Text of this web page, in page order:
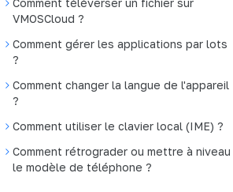
Comment téléverser un fichier sur
VMOSCloud ?
Comment gérer les applications par lots
?
Comment changer la langue de l'appareil
?
Comment utiliser le clavier local (IME) ?
Comment rétrograder ou mettre à niveau
le modèle de téléphone ?